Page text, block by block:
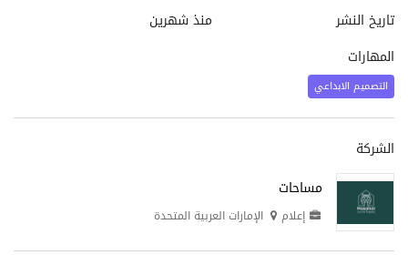
تاريخ النشر
منذ شهرين
المهارات
التصميم الابداعي
الشركة
مساحات
إعلام الإمارات العربية المتحدة